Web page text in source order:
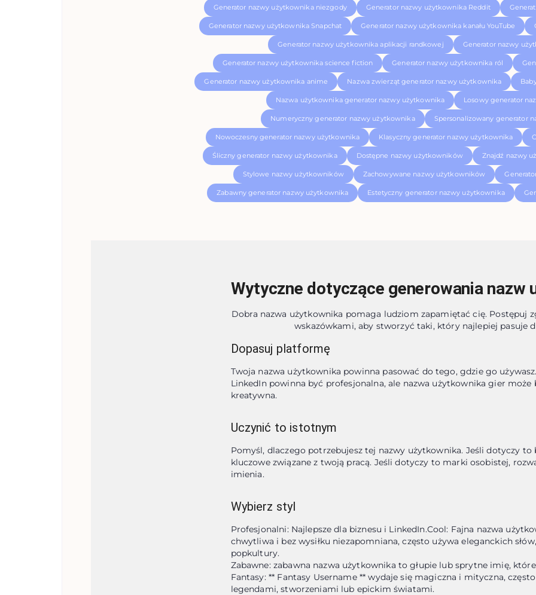
Generator nazwy użytkownika niezgody Generator nazwy użytkownika Reddit
Generator nazwy użytkownika Snapchat Generator nazwy użytkownika kanału YouTube
Generator nazwy użytkownika aplikacji randkowej Generator nazwy
Generator nazwy użytkownika science fiction Generator nazwy użytkownika ról
Generator nazwy użytkownika anime Nazwa zwierząt generator nazwy użytkownika
Nazwa użytkownika generator nazwy użytkownika Losowy generator
Numeryczny generator nazwy użytkownika Spersonalizowany generator
Nowoczesny generator nazwy użytkownika Klasyczny generator nazwy użytkownika
Śliczny generator nazwy użytkownika Dostępne nazwy użytkowników Znajdź nazwy
Stylowe nazwy użytkowników Zachowywane nazwy użytkowników
Zabawny generator nazwy użytkownika Estetyczny generator nazwy użytkownika
Wytyczne dotyczące generowania nazw
Dobra nazwa użytkownika pomaga ludziom zapamiętać cię. Postępuj
wskazówkami, aby stworzyć taki, który najlepiej pasuje
Dopasuj platformę
Twoja nazwa użytkownika powinna pasować do tego, gdzie go
LinkedIn powinna być profesjonalna, ale nazwa użytkownika gier może
kreatywna.
Uczynić to istotnym
Pomyśl, dlaczego potrzebujesz tej nazwy użytkownika. Jeśli dotyczy to
kluczowe związane z twoją pracą. Jeśli dotyczy to marki osobistej,
imienia.
Wybierz styl
Profesjonalni: Najlepsze dla biznesu i LinkedIn.Cool: Fajna nazwa
chwytliwa i bez wysiłku niezapomniana, często używa eleganckich
popkultury.
Zabawne: zabawna nazwa użytkownika to głupie lub sprytne imię,
Fantasy: ** Fantasy Username ** wydaje się magiczna i mityczna,
legendami, stworzeniami lub epickim światami.